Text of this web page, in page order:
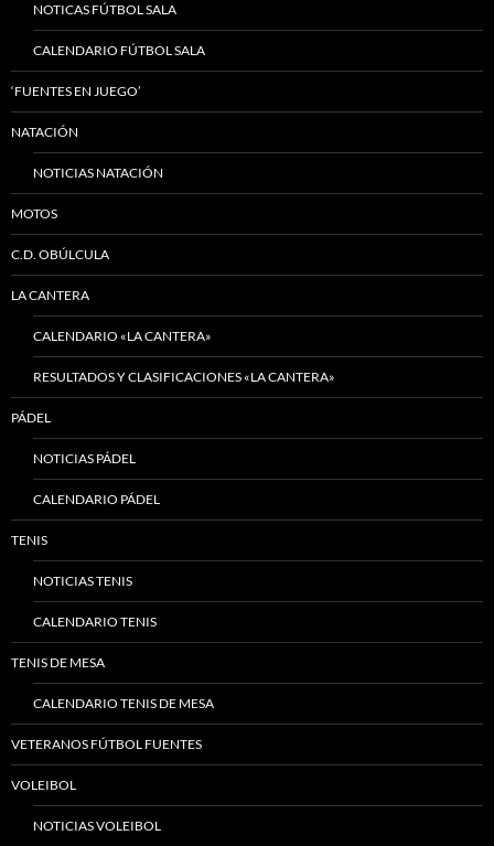
NOTICAS FÚTBOL SALA
CALENDARIO FÚTBOL SALA
‘FUENTES EN JUEGO’
NATACIÓN
NOTICIAS NATACIÓN
MOTOS
C.D. OBÚLCULA
LA CANTERA
CALENDARIO «LA CANTERA»
RESULTADOS Y CLASIFICACIONES «LA CANTERA»
PÁDEL
NOTICIAS PÁDEL
CALENDARIO PÁDEL
TENIS
NOTICIAS TENIS
CALENDARIO TENIS
TENIS DE MESA
CALENDARIO TENIS DE MESA
VETERANOS FÚTBOL FUENTES
VOLEIBOL
NOTICIAS VOLEIBOL